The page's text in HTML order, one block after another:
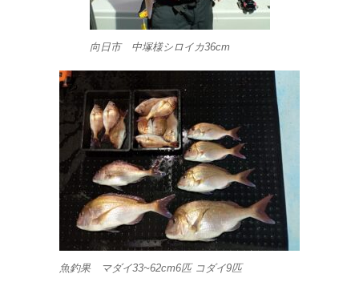
向日市 中塚様シロイカ36cm
魚釣果 マダイ33~62cm6匹 コダイ9匹